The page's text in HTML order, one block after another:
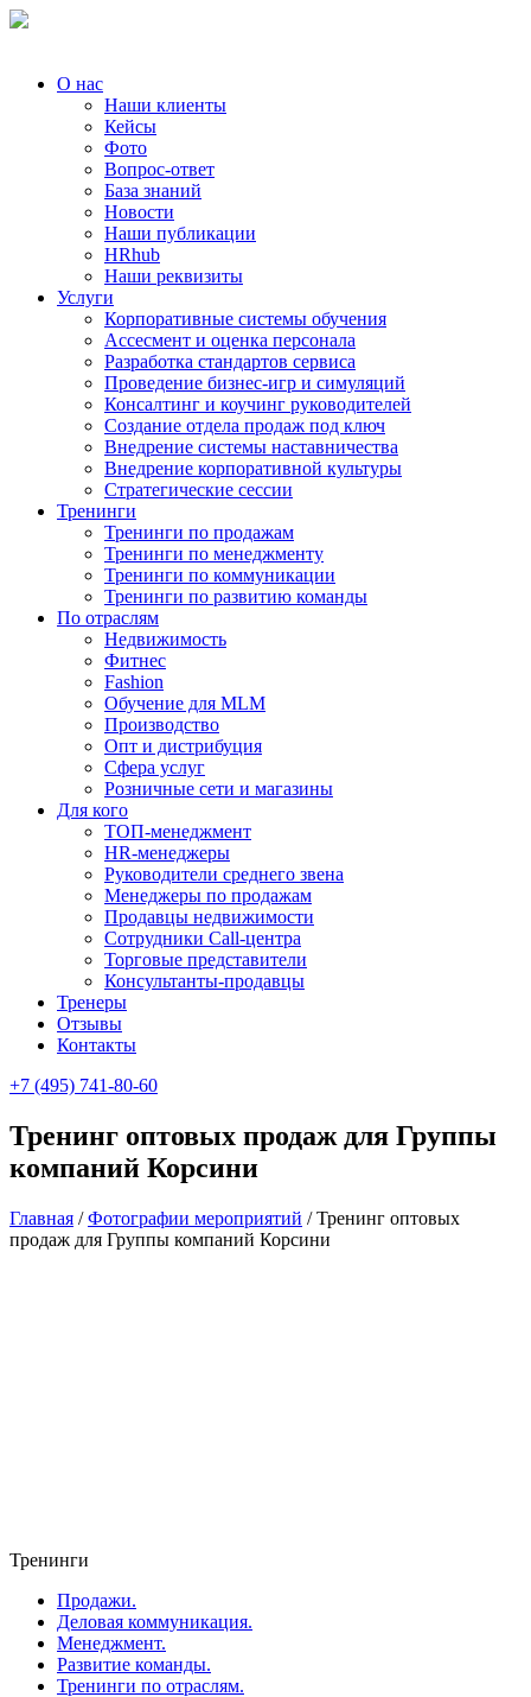
О нас
Наши клиенты
Кейсы
Фото
Вопрос-ответ
База знаний
Новости
Наши публикации
HRhub
Наши реквизиты
Услуги
Корпоративные системы обучения
Ассесмент и оценка персонала
Разработка стандартов сервиса
Проведение бизнес-игр и симуляций
Консалтинг и коучинг руководителей
Создание отдела продаж под ключ
Внедрение системы наставничества
Внедрение корпоративной культуры
Стратегические сессии
Тренинги
Тренинги по продажам
Тренинги по менеджменту
Тренинги по коммуникации
Тренинги по развитию команды
По отраслям
Недвижимость
Фитнес
Fashion
Обучение для MLM
Производство
Опт и дистрибуция
Сфера услуг
Розничные сети и магазины
Для кого
ТОП-менеджмент
HR-менеджеры
Руководители среднего звена
Менеджеры по продажам
Продавцы недвижимости
Сотрудники Call-центра
Торговые представители
Консультанты-продавцы
Тренеры
Отзывы
Контакты
+7 (495) 741-80-60
Тренинг оптовых продаж для Группы
компаний Корсини
Главная /Фотографии мероприятий /Тренинг оптовых
продаж для Группы компаний Корсини
Тренинги
Продажи.
Деловая коммуникация.
Менеджмент.
Развитие команды.
Тренинги по отраслям.